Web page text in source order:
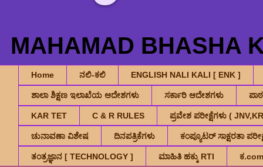
MAHAMAD BHASHA
Home ನಲಿ-ಕಲಿ ENGLISH NALI KALI [ ENK ]
ಶಾಲಾ ಶಿಕ್ಷಣ ಇಲಾಖೆಯ ಆದೇಶಗಳು ಸರ್ಕಾರಿ ಆದೇಶಗಳು
KAR TET C & R RULES ಪ್ರವೇಶ ಪರೀಕ್ಷೆಗಳು (
ಚುನಾವಣಾ ವಿಶೇಷ ದಿನಪತ್ರಿಕೆಗಳು ಕಂಪ್ಯೂಟರ್ ಸಾಕ್ಷರತಾ
ತಂತ್ರಜ್ಞಾನ [ TECHNOLOGY ] ಮಾಹಿತಿ ಹಕ್ಕು RTI ಕ.com